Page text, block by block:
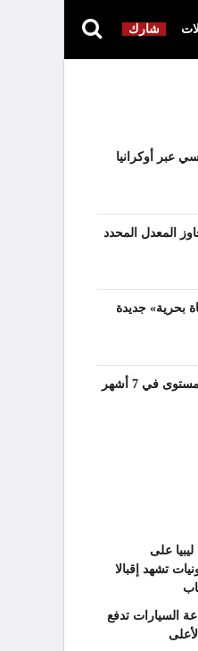
شارك
عبر أوكرانيا
المعدل المحدد
بحرية» جديدة
في 7 أشهر
على
تشهد إقبالا
السيارات تدفع